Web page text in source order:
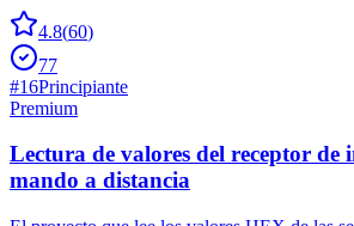
4.8(60)
77
#16Principiante
Premium
Lectura de valores del receptor de
mando a distancia